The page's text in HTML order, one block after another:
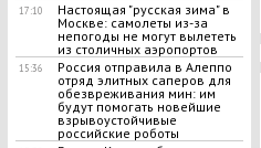
17:10
Настоящая "русская зима" в
Москве: самолеты из-за
непогоды не могут вылететь
из столичных аэропортов
15:36
Россия отправила в Алеппо
отряд элитных саперов для
обезвреживания мин: им
будут помогать новейшие
взрывоустойчивые
российские роботы